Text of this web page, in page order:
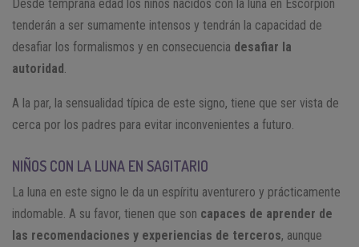
Desde temprana edad los niños nacidos con la luna en Escorpión
tenderán a ser sumamente intensos y tendrán la capacidad de
desafiar los formalismos y en consecuencia desafiar la
autoridad .
A la par, la sensualidad típica de este signo, tiene que ser vista de
cerca por los padres para evitar inconvenientes a futuro.
NIÑOS CON LA LUNA EN SAGITARIO
La luna en este signo le da un espíritu aventurero y prácticamente
indomable. A su favor, tienen que son capaces de aprender de
las recomendaciones y experiencias de terceros, aunque